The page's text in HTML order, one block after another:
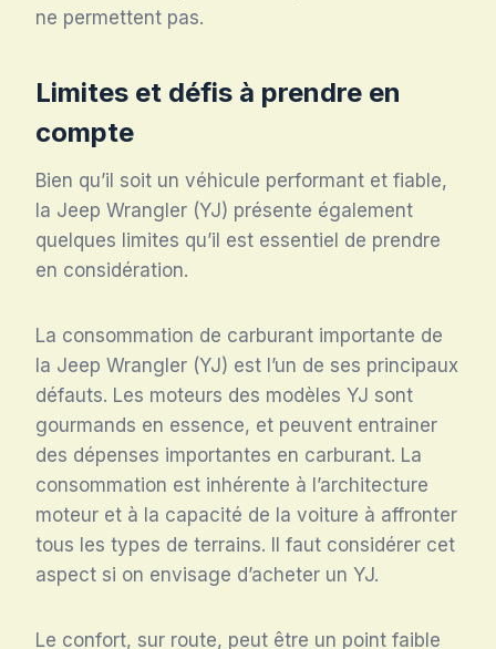
ne permettent pas.
Limites et défis à prendre en
compte
Bien qu’il soit un véhicule performant et fiable,
la Jeep Wrangler (YJ) présente également
quelques limites qu’il est essentiel de prendre
en considération.
La consommation de carburant importante de
la Jeep Wrangler (YJ) est l’un de ses principaux
défauts. Les moteurs des modèles YJ sont
gourmands en essence, et peuvent entrainer
des dépenses importantes en carburant. La
consommation est inhérente à l’architecture
moteur et à la capacité de la voiture à affronter
tous les types de terrains. Il faut considérer cet
aspect si on envisage d’acheter un YJ.
Le confort, sur route, peut être un point faible